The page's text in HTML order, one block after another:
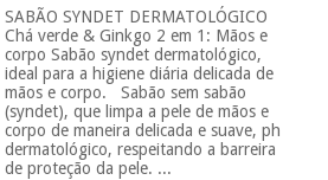
SABÃO SYNDET DERMATOLÓGICO
Chá verde & Ginkgo 2 em 1: Mãos e
corpo Sabão syndet dermatológico,
ideal para a higiene diária delicada de
mãos e corpo. Sabão sem sabão
(syndet), que limpa a pele de mãos e
corpo de maneira delicada e suave, ph
dermatológico, respeitando a barreira
de proteção da pele. ...